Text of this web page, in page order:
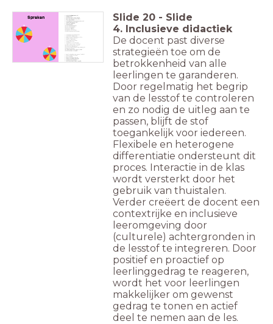
Spreken Slide 20 - Slide
4. Inclusieve didactiek
De docent past diverse
strategieën toe om de
betrokkenheid van alle
leerlingen te garanderen.
Door regelmatig het begrip
van de lesstof te controleren
en zo nodig de uitleg aan te
passen, blijft de stof
toegankelijk voor iedereen.
Flexibele en heterogene
differentiatie ondersteunt dit
proces. Interactie in de klas
wordt versterkt door het
gebruik van thuistalen.
Verder creëert de docent een
contextrijke en inclusieve
leeromgeving door
(culturele) achtergronden in
de lesstof te integreren. Door
positief en proactief op
leerlinggedrag te reageren,
wordt het voor leerlingen
makkelijker om gewenst
gedrag te tonen en actief
deel te nemen aan de les.